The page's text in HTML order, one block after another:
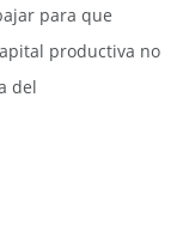
para que
productiva no
del